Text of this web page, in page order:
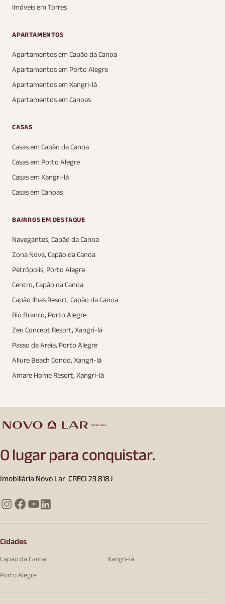
Imóveis em Torres
APARTAMENTOS
Apartamentos em Capão da Canoa
Apartamentos em Porto Alegre
Apartamentos em Xangri-lá
Apartamentos em Canoas
CASAS
Casas em Capão da Canoa
Casas em Porto Alegre
Casas em Xangri-lá
Casas em Canoas
BAIRROS EM DESTAQUE
Navegantes, Capão da Canoa
Zona Nova, Capão da Canoa
Petrópolis, Porto Alegre
Centro, Capão da Canoa
Capão Ilhas Resort, Capão da Canoa
Rio Branco, Porto Alegre
Zen Concept Resort, Xangri-lá
Passo da Areia, Porto Alegre
Allure Beach Condo, Xangri-lá
Amare Home Resort, Xangri-lá
O lugar para conquistar.
Imobiliária Novo Lar CRECI 23.818J
Cidades
Capão da Canoa
Porto Alegre
Xangri-lá